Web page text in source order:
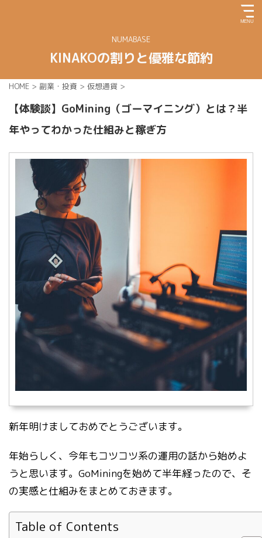
NUMABASE
KINAKOの割りと優雅な節約
HOME > 副業・投資 > 仮想通貨 >
【体験談】GoMining（ゴーマイニング）とは？半
年やってわかった仕組みと稼ぎ方
新年明けましておめでとうございます。
年始らしく、今年もコツコツ系の運用の話から始めよ
うと思います。GoMiningを始めて半年経ったので、そ
の実感と仕組みをまとめておきます。
Table of Contents